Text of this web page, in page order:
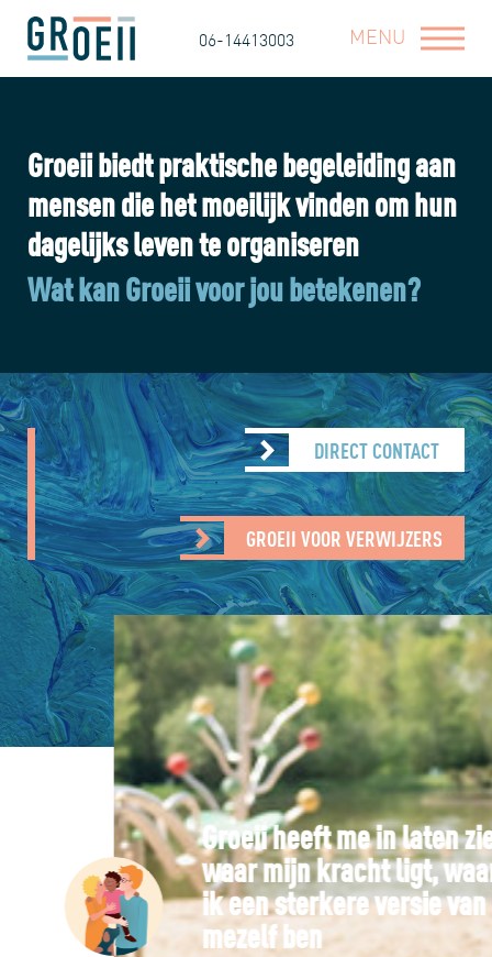
06-14413003 MENU
Groeii biedt praktische begeleiding aan
mensen die het moeilijk vinden om hun
dagelijks leven te organiseren
Wat kan Groeii voor jou betekenen?
DIRECT CONTACT
GROEII VOOR VERWIJZERS
Groeii heeft me in laten zien
waar mijn kracht ligt, waardoor
ik een sterkere versie van
mezelf ben